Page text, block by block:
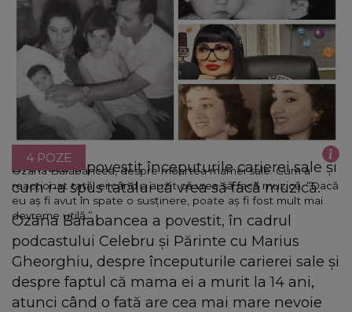
Ozana Barabancea, despre moartea mamei sale. Cum a
reacționat tatăl ei când a auzit că vrea să facă muzică. “Dacă
eu aș fi avut în spate o susținere, poate aș fi fost mult mai
devreme utilă.”
4 POZE
Bruneta a povestit începuturile carierei sale și
cum i-a spus tatălui că vrea să facă muzică.
Ozana Barabancea a povestit, în cadrul
podcastului Celebru și Părinte cu Marius
Gheorghiu, despre începuturile carierei sale și
despre faptul că mama ei a murit la 14 ani,
atunci când o fată are cea mai mare nevoie